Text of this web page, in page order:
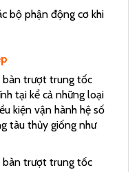
bộ phận động cơ khi
bàn trượt trung tốc
tại kể cả những loại
kiện vận hành hệ số
tàu thủy giống như
bàn trượt trung tốc